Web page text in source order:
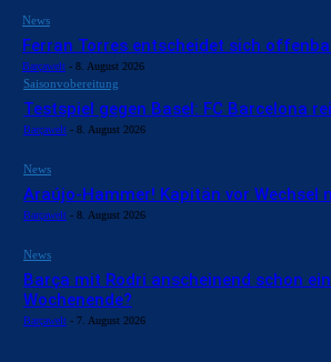
News
Ferran Torres entscheidet sich
Barçawelt - 8. August 2026
Saisonvobereitung
Testspiel gegen Basel: FC Barcelona
Barçawelt - 8. August 2026
News
Araújo-Hammer! Kapitän vor Wechsel
Barçawelt - 8. August 2026
News
Barça mit Rodri anscheinend schon
Wochenende?
Barçawelt - 7. August 2026